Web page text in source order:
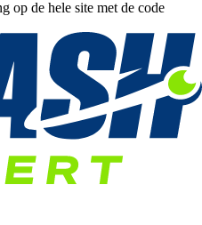
op de hele site met de code